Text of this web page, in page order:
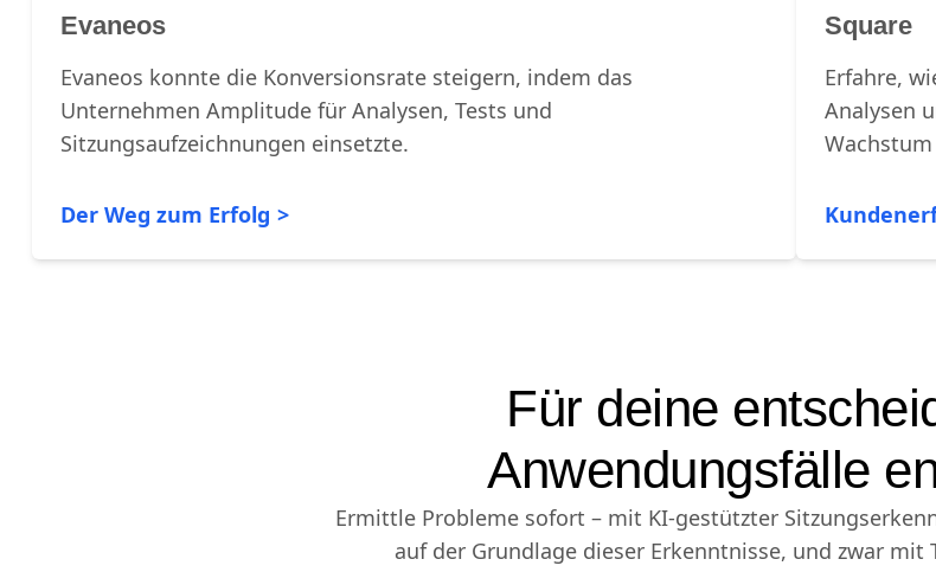
Evaneos
Evaneos konnte die Konversionsrate steigern, indem das
Sitzungsaufzeichnungen einsetzte.
Square
Erfahre,
Für deine
Anwendungsfälle